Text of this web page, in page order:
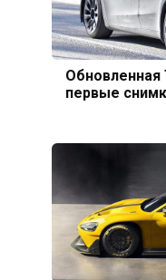
Обновленная
первые